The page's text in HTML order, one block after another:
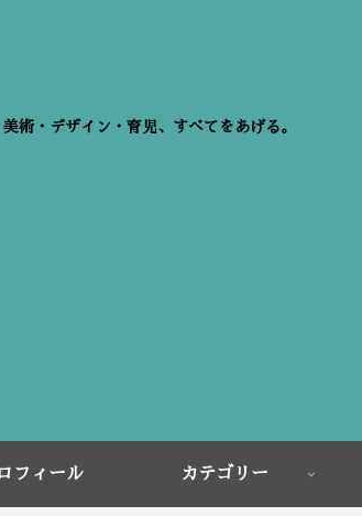
術・デザイン・育児、すべてをあげる。
フィール カテゴリー